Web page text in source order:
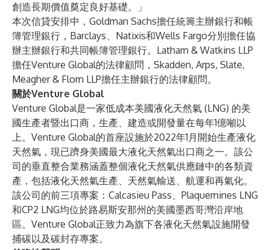
創造長期價值奠定良好基礎。」
本次信貸安排中，Goldman Sachs擔任統籌主辦銀行和帳
簿管理銀行，Barclays、Natixis和Wells Fargo分別擔任協
辦主辦銀行和共同帳簿管理銀行。Latham & Watkins LLP
擔任Venture Global的法律顧問，Skadden, Arps, Slate,
Meagher & Flom LLP擔任主辦銀行的法律顧問。
關於Venture Global
Venture Global是一家低成本美國液化天然氣 (LNG) 的美
國生產者暨出口商，生產、建造或開發量在每年1億噸以
上。Venture Global的首座設施於2022年1月開始生產液化
天然氣，現已躋身美國最大液化天然氣出口商之一。該公
司的垂直整合業務涵蓋整個液化天然氣供應鏈中的各類資
產，包括液化天然氣生產、天然氣輸送、航運和再氣化。
該公司的前三項專案：Calcasieu Pass、Plaquemines LNG
和CP2 LNG均位於路易斯安那州的美國墨西哥灣沿岸地
區。Venture Global正致力為旗下各液化天然氣設施開發
捕碳以及碳封存專案。